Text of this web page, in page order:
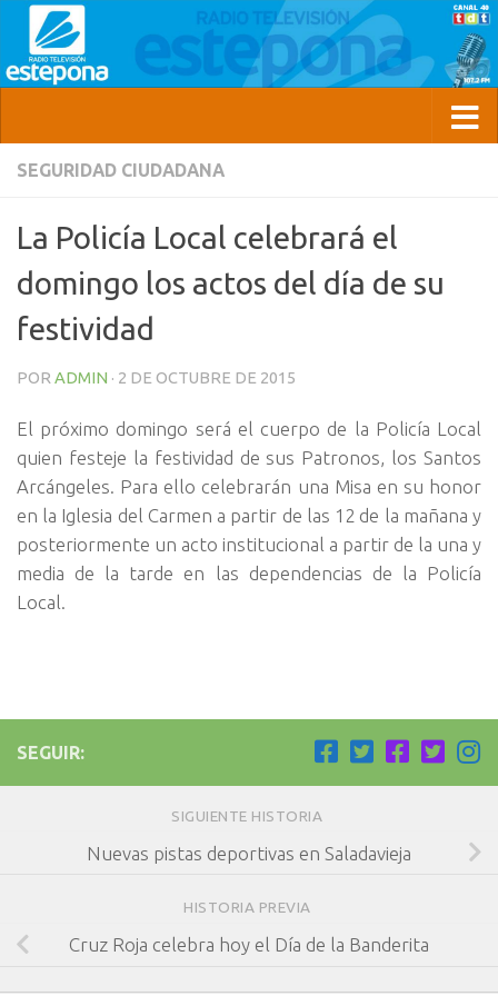
SEGURIDAD CIUDADANA
La Policía Local celebrará el
domingo los actos del día de su
festividad
POR ADMIN · 2 DE OCTUBRE DE 2015
El próximo domingo será el cuerpo de la Policía Local
quien festeje la festividad de sus Patronos, los Santos
Arcángeles. Para ello celebrarán una Misa en su honor
en la Iglesia del Carmen a partir de las 12 de la mañana y
posteriormente un acto institucional a partir de la una y
media de la tarde en las dependencias de la Policía
Local.
SEGUIR:
SIGUIENTE HISTORIA
Nuevas pistas deportivas en Saladavieja
HISTORIA PREVIA
Cruz Roja celebra hoy el Día de la Banderita